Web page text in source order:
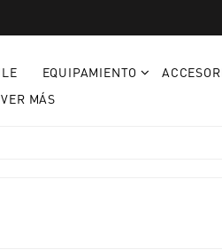
EQUIPAMIENTO
VER MÁS